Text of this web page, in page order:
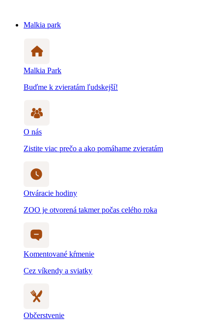
Malkia park
Malkia Park
Buďme k zvieratám ľudskejší!
O nás
Zistite viac prečo a ako pomáhame zvieratám
Otváracie hodiny
ZOO je otvorená takmer počas celého roka
Komentované kŕmenie
Cez víkendy a sviatky
Občerstvenie